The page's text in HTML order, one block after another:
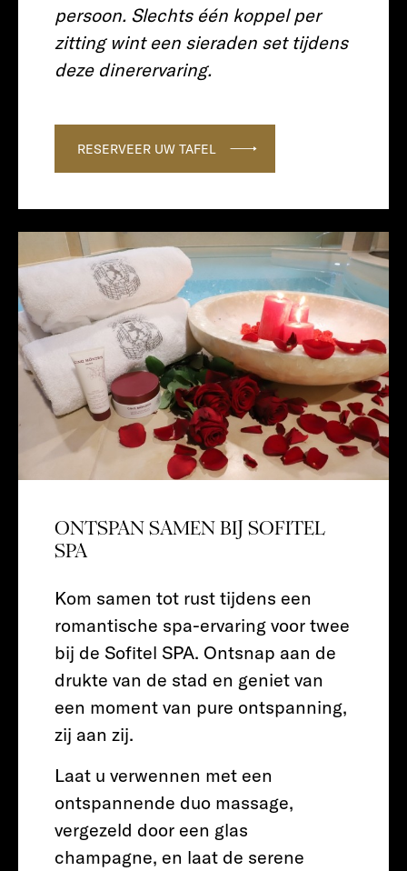
persoon. Slechts één koppel per
zitting wint een sieraden set tijdens
deze dinerervaring.
RESERVEER UW TAFEL
ONTSPAN SAMEN BIJ SOFITEL
SPA
Kom samen tot rust tijdens een
romantische spa-ervaring voor twee
bij de Sofitel SPA. Ontsnap aan de
drukte van de stad en geniet van
een moment van pure ontspanning,
zij aan zij.
Laat u verwennen met een
ontspannende duo massage,
vergezeld door een glas
champagne, en laat de serene